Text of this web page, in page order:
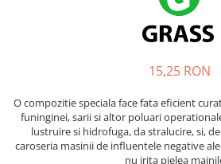
15,25 RON
O compozitie speciala face fata eficient
funinginei, sarii si altor poluari
lustruire si hidrofuga, da stralucire, si,
caroseria masinii de influentele negative
nu irita pielea